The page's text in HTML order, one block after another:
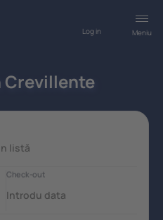
Meniu
Log in
Crevillente